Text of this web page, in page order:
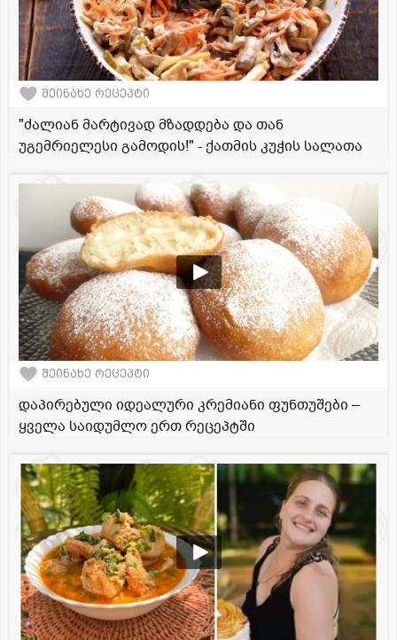
შეინახე რეცეპტი
"ძალიან მარტივად მზადდება და თან
უგემრიელესი გამოდის!" - ქათმის კუჭის სალათა
შეინახე რეცეპტი
დაპირებული იდეალური კრემიანი ფუნთუშები –
ყველა საიდუმლო ერთ რეცეპტში